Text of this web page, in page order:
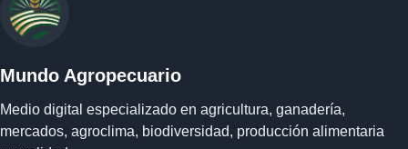
Mundo Agropecuario
Medio digital especializado en agricultura, ganadería,
mercados, agroclima, biodiversidad, producción alimentaria